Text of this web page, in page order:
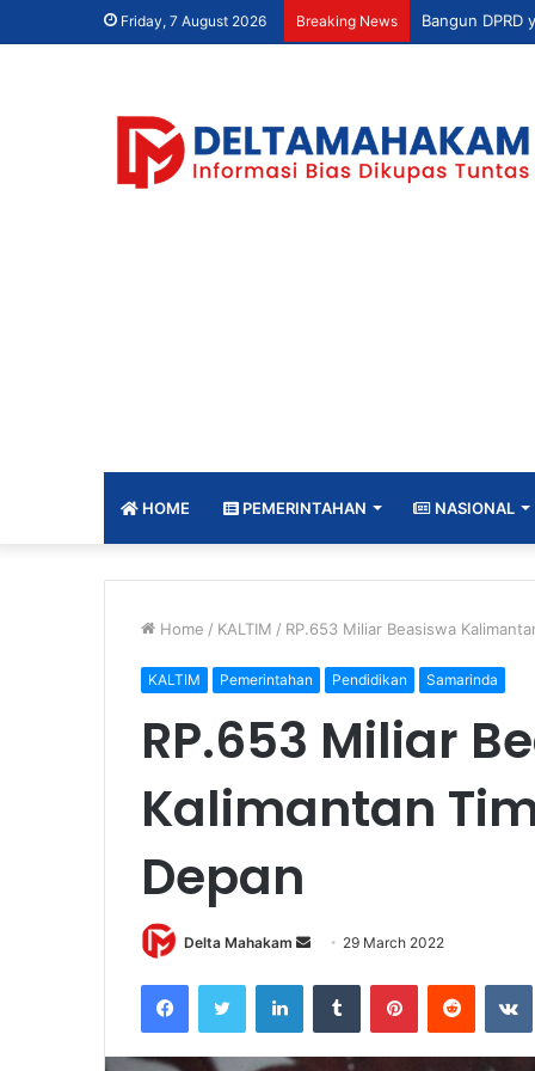
Friday, 7 August 2026 Breaking News
HOME PEMERINTAHAN NASIONAL
Home / KALTIM / RP.653 Miliar Beasiswa
KALTIM Pemerintahan Pendidikan Samarinda
RP.653 Miliar
Kalimantan
Depan
Delta Mahakam
d
a
29 March 2022